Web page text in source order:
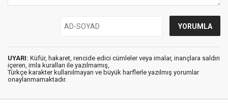
UYARI: Küfür, hakaret, rencide edici cümleler veya imalar, inançlara saldırı
içeren, imla kuralları ile yazılmamış,
Türkçe karakter kullanılmayan ve büyük harflerle yazılmış yorumlar
onaylanmamaktadır.